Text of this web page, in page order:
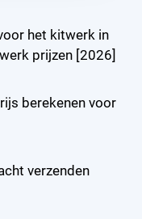
het kitwerk in
prijzen [2026]
berekenen voor
verzenden